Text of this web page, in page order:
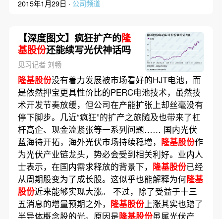
2015年1月29日 · 公司频道
【深度图文】疯狂扩产的隆
基股份还能续写光伏神话吗
见习记者 刘畅
隆基股份没有着力发展被市场看好的HJT电池，而
是依然押宝更具性价比的PERC电池技术，虽然技
术开发节奏放缓，但公司在产能扩张上却丝毫没有
停下脚步。几近“疯狂”的扩产之旅随及也带来了杠
杆高企、现金流紧张等一系列问题…… 国内光伏
蓝海待开拓，海外光伏市场持续稳增， 隆基股份作
为光伏产业链龙头，势必会受到相关利好。业内人
士表示，在国内需求释放的背景下， 隆基股份已经
从周期股变为了成长股。这似乎也能解释为何隆基
股份近来能够实现大涨。 不过，除了受益于十三
五消息的增量预期之外， 隆基股份上涨其实也蹭了
半导体概念股的光。原因是隆基股份虽属光伏产